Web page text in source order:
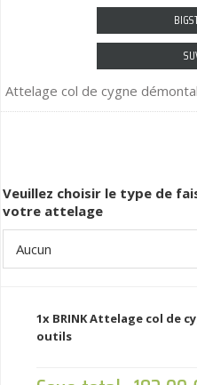
Attelage col de cygne
Veuillez choisir le type de
votre attelage
1x BRINK Attelage col de
outils